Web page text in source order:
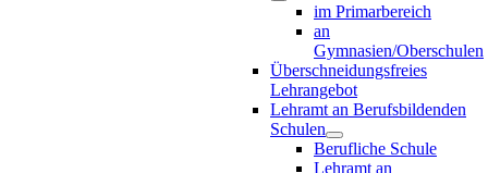
im Primarbereich
an
Gymnasien/Oberschulen
Überschneidungsfreies
Lehrangebot
Lehramt an Berufsbildenden
Schulen
Berufliche Schule
Lehramt an